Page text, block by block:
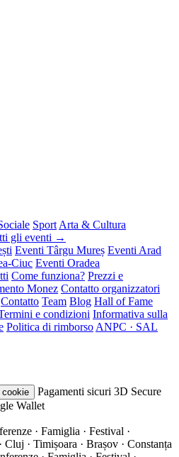
Sport Arta & Cultura
gli eventi →
Eventi Târgu Mureș Eventi Arad
Ciuc Eventi Oradea
Come funziona? Prezzi e
Monez Contatto organizzatori
Contatto Team Blog Hall of Fame
e condizioni Informativa sulla
Politica di rimborso ANPC · SAL
cookie Pagamenti sicuri 3D Secure
Wallet
· Famiglia · Festival ·
Cluj · Timișoara · Brașov · Constanța